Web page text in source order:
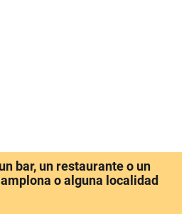
bar, un restaurante o un
o alguna localidad